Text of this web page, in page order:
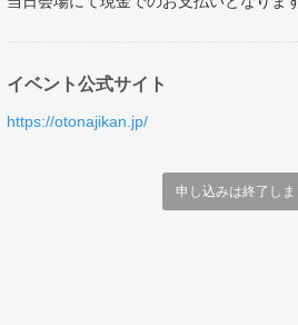
イベント公式サイト
https://otonajikan.jp/
申し込みは終了しま